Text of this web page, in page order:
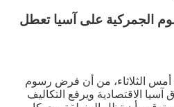
الجمركية على آسيا تعطل
أمس الثلاثاء، من أن فرض رسوم
الاقتصادية ويرفع التكاليف